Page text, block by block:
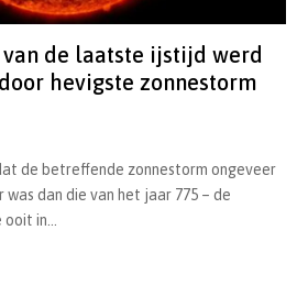
de laatste ijstijd werd
hevigste zonnestorm
de betreffende zonnestorm ongeveer
dan die van het jaar 775 – de
in...